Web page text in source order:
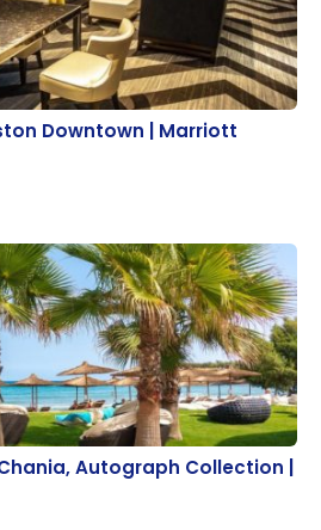
Downtown | Marriott
Downtown | Marriott
Autograph Collection |
Autograph Collection |